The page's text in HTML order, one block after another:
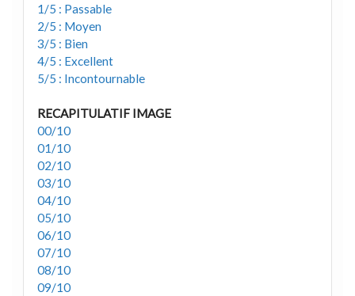
1/5 : Passable
2/5 : Moyen
3/5 : Bien
4/5 : Excellent
5/5 : Incontournable
RECAPITULATIF IMAGE
00/10
01/10
02/10
03/10
04/10
05/10
06/10
07/10
08/10
09/10